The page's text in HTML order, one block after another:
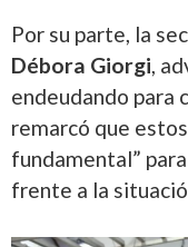
Por su parte, la
Débora Giorgi,
endeudando para
remarcó que
fundamental”
frente a la